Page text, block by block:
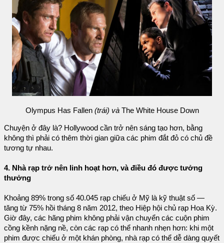
Olympus Has Fallen (trái) và The White House Down
Chuyện ở đây là? Hollywood cần trở nên sáng tạo hơn, bằng
không thì phải có thêm thời gian giữa các phim đắt đỏ có chủ đề
tương tự nhau.
4. Nhà rạp trở nên linh hoạt hơn, và điều đó được tưởng
thưởng
Khoảng 89% trong số 40.045 rạp chiếu ở Mỹ là kỹ thuật số —
tăng từ 75% hồi tháng 8 năm 2012, theo Hiệp hội chủ rạp Hoa Kỳ.
Giờ đây, các hãng phim không phải vận chuyển các cuộn phim
cồng kềnh nặng nề, còn các rạp có thể nhanh nhẹn hơn: khi một
phim được chiếu ở một khán phòng, nhà rạp có thể dễ dàng quyết